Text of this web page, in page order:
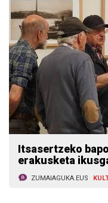
Itsasertzeko
erakusketa
ZUMAIAGUKA.EUS